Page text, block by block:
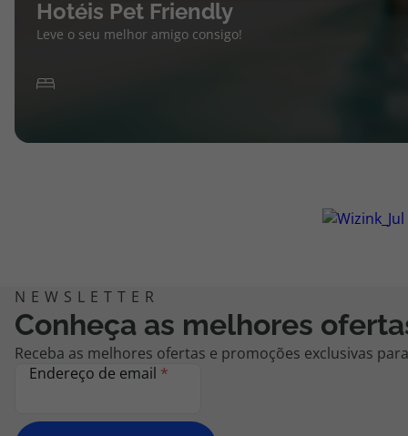
Hotéis Pet Friendly
Leve o seu melhor amigo consigo!
Conheça as melhores
Receba as melhores ofertas e promoções exclusivas
Endereço de email *